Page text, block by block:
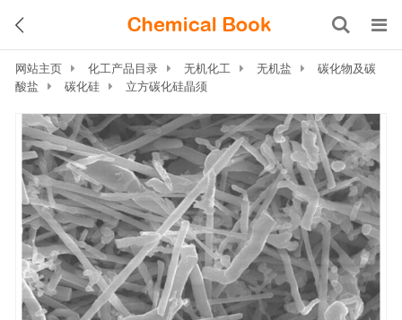
网站主页 化工产品目录 无机化工 无机盐
碳化物及碳
酸盐
碳化硅 立方碳化硅晶须